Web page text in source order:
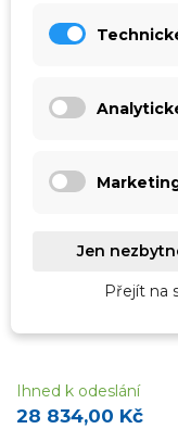
Motorizovaný 5-
&NO216,75 mm
28 834,00 Kč
Ihned k odeslání
Jen
Přejít na